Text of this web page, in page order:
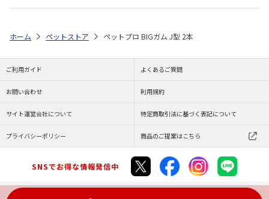
ホーム ペットストア ペットプロ BIGガム J型 2本
ご利用ガイド よくあるご質問
お問い合わせ 利用規約
サイト運営会社について 特定商取引法に基づく表記について
プライバシーポリシー 商品のご提案はこちら
SNSでお得な情報発信中